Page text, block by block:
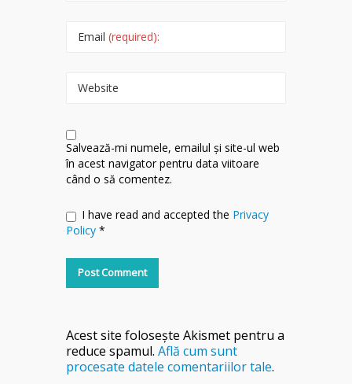
Email (required):
Website
Salvează-mi numele, emailul și site-ul web
în acest navigator pentru data viitoare
când o să comentez.
I have read and accepted the Privacy
Policy *
Acest site folosește Akismet pentru a
reduce spamul. Află cum sunt
procesate datele comentariilor tale.